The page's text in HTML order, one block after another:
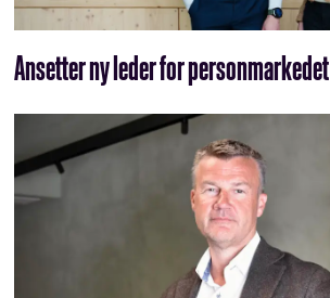
Ansetter ny leder for personmarkedet